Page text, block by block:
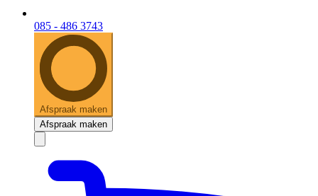
085 - 486 3743
Afspraak maken
Afspraak maken